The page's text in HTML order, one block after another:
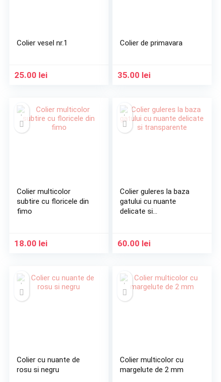
Colier vesel nr.1
25.00 lei
Colier de primavara
35.00 lei
Colier multicolor
subtire cu floricele din
fimo
18.00 lei
Colier guleres la baza
gatului cu nuante
delicate si
60.00 lei
Colier cu nuante de
rosu si negru
Colier multicolor cu
margelute de 2 mm